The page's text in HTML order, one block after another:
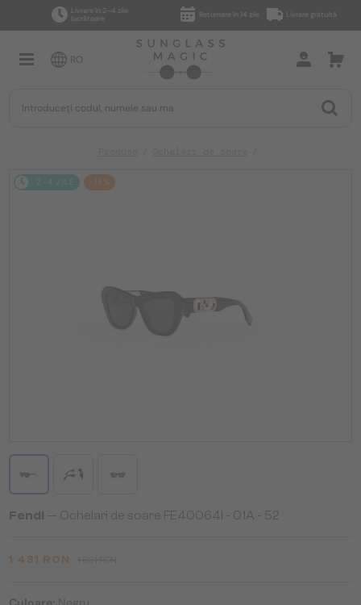
Livrare în 2–4 zile
lucrătoare
Returnare în 14 zile Livrare gratuită
RO
2-4 ZILE -15%
Fendi — Ochelari de soare FE40064I - 01A - 52
1 431 RON